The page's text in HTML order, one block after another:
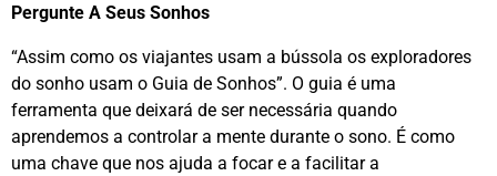
Pergunte A Seus Sonhos
“Assim como os viajantes usam a bússola os exploradores
do sonho usam o Guia de Sonhos”. O guia é uma
ferramenta que deixará de ser necessária quando
aprendemos a controlar a mente durante o sono. É como
uma chave que nos ajuda a focar e a facilitar a